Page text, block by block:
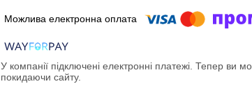
У компанії підключені електронні платежі. Тепер ви
покидаючи сайту.